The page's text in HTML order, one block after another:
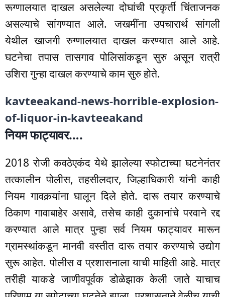
रूग्णालयात दाखल असलेल्या दोघांची प्रकृर्ती चिंंताजनक
असल्याचे सांगण्यात आले. जखमींना उपचारार्थ सांगली
येथील खाजगी रुग्णालयात दाखल करण्यात आले आहे.
घटनेचा तपास तासगाव पोलिसांकडून सुरु असून रात्री
उशिरा गुन्हा दाखल करण्याचे काम सुरु होते.
kavteeakand-news-horrible-explosion-
of-liquor-in-kavteeakand
नियम फाट्यावर….
2018 रोजी कवठेएकंद येथे झालेल्या स्फोटाच्या घटनेनंतर
तत्कालीन पोलीस, तहसीलदार, जिल्हाधिकारी यांनी काही
नियम गावकर्‍यांना घालून दिले होते. दारू तयार करण्याचे
ठिकाण गावाबाहेर असावे, तसेच काही दुकानांचे परवाने रद्द
करण्यात आले मात्र पुन्हा सर्व नियम फाट्यावर मारून
ग्रामस्थांकडून मानवी वस्तीत दारू तयार करण्याचे उद्योग
सुरू आहेत. पोलीस व प्रशासनाला याची माहिती आहे. मात्र
तरीही याकडे जाणीवपूर्वक डोळेझाक केली जाते याचाच